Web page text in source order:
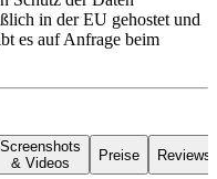
in der EU gehostet und
es auf Anfrage beim
Screenshots
& Videos
Preise Reviews